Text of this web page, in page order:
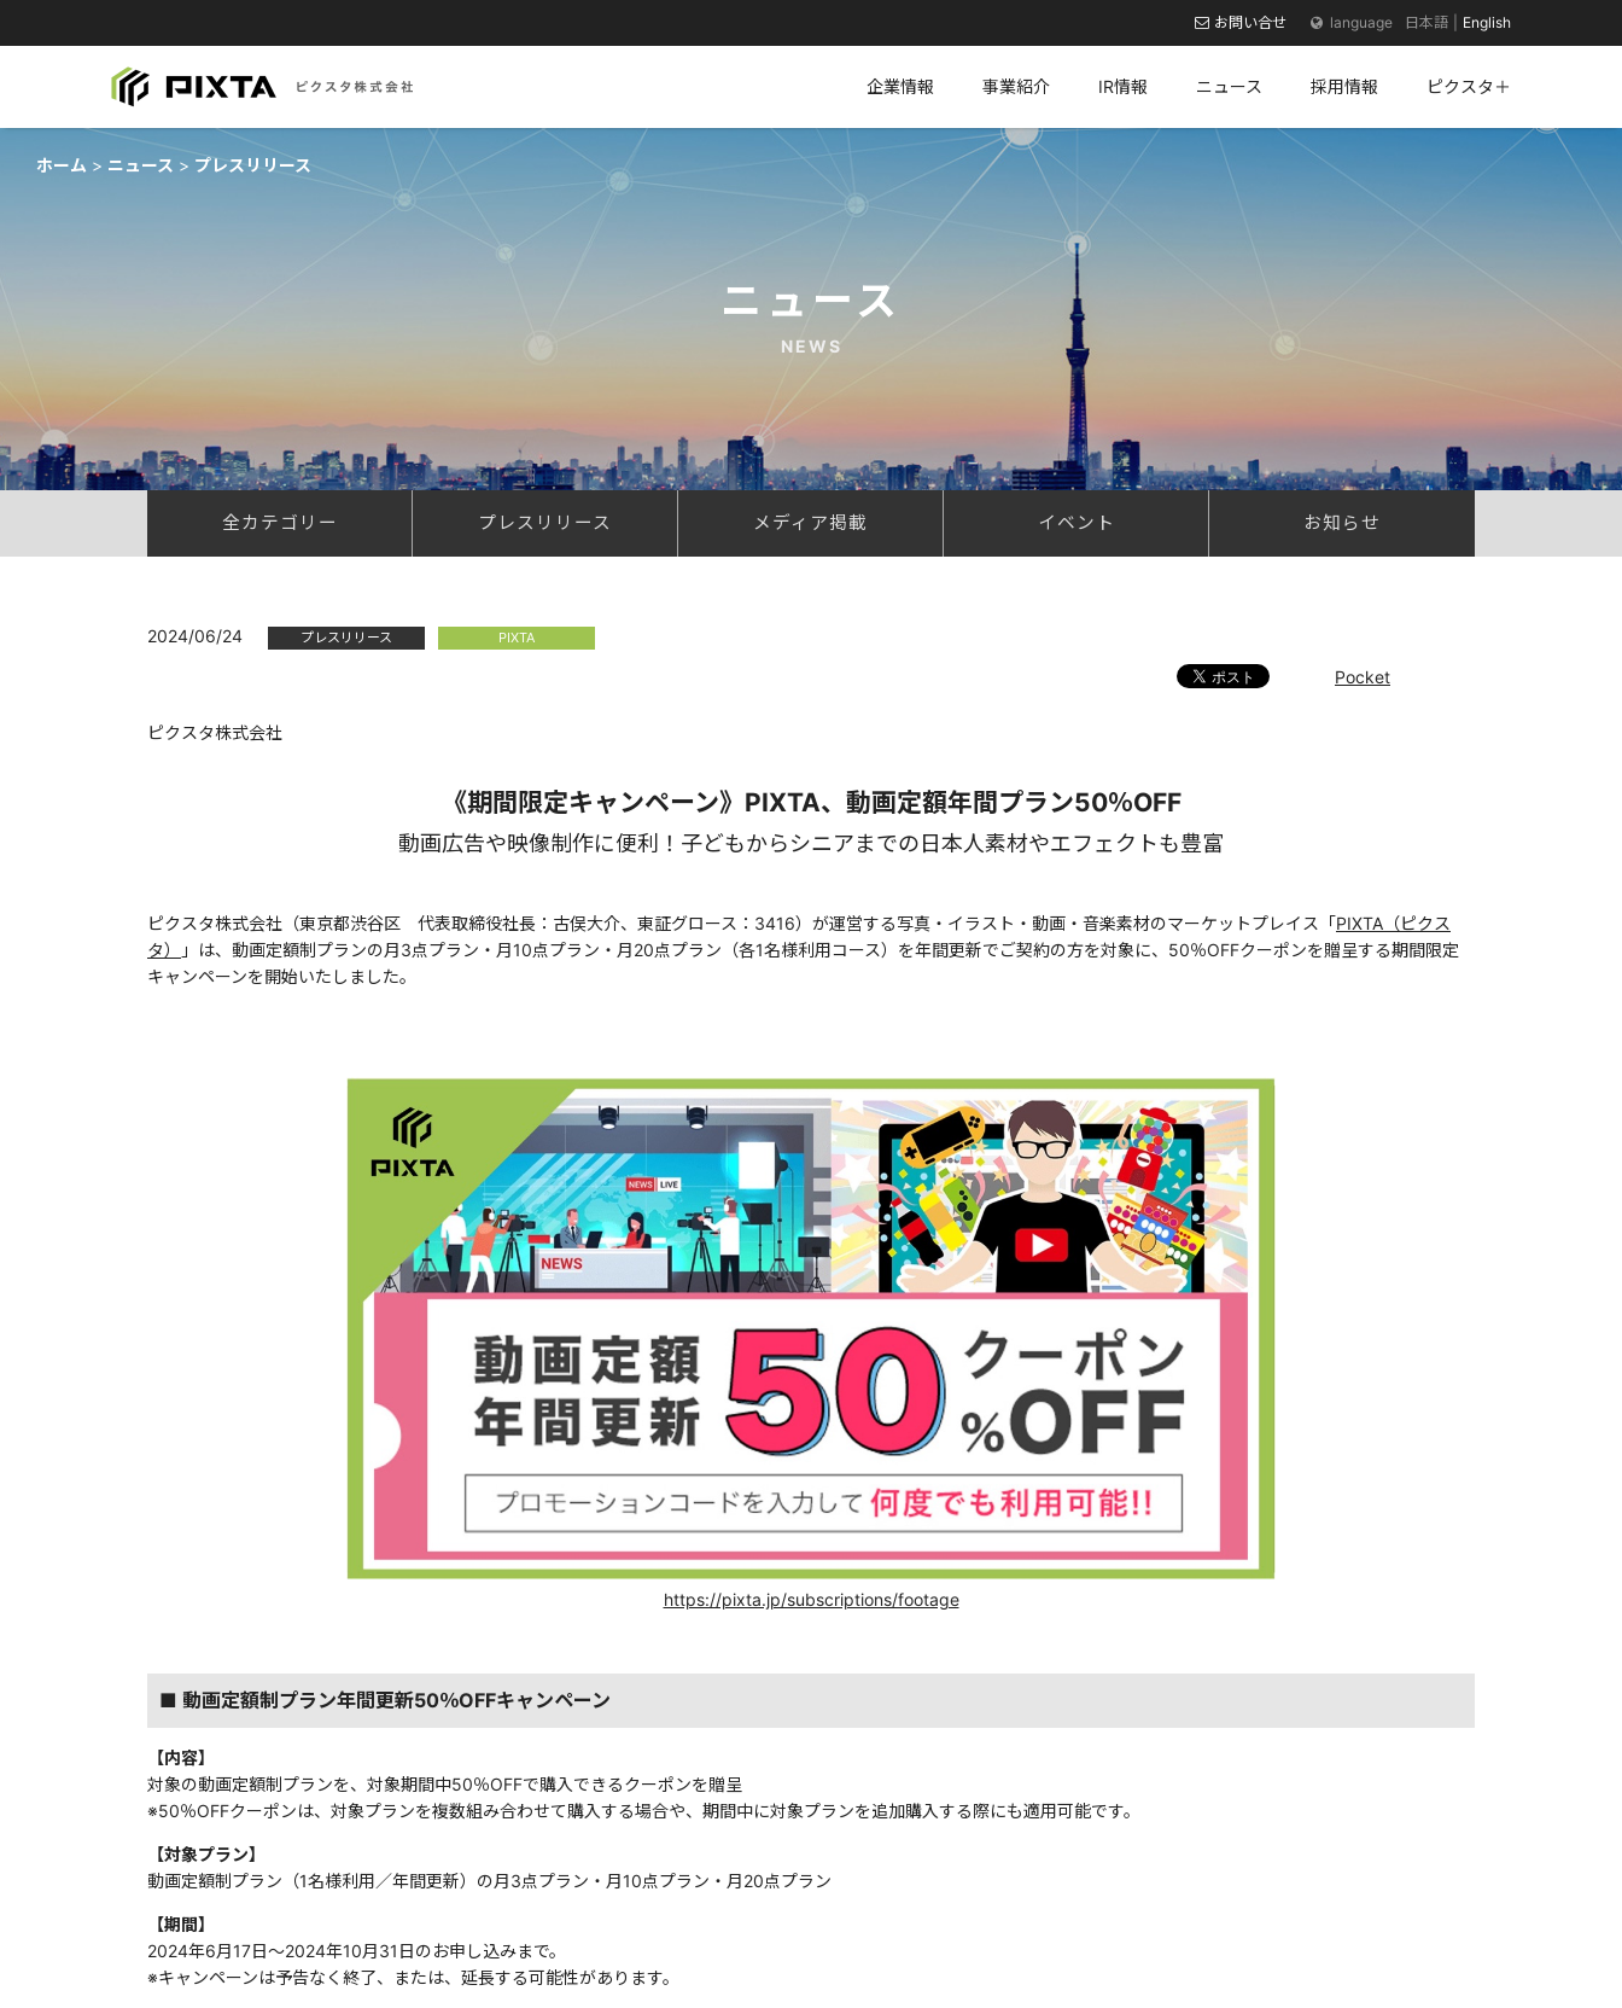
企業情報 事業紹介 IR情報 ニュース 採用情報 ピクスタ＋
お問い合せ 日本語 English
ホーム ニュース プレスリリース
ニュース
NEWS
全カテゴリー プレスリリース メディア掲載 イベント お知らせ
2024/06/24 プレスリリース PIXTA
Pocket
ピクスタ株式会社
《期間限定キャンペーン》PIXTA、動画定額年間プラン50％OFF
動画広告や映像制作に便利！子どもからシニアまでの日本人素材やエフェクトも豊富
ピクスタ株式会社（東京都渋谷区 代表取締役社長：古俣大介、東証グロース：3416）が運営する写真・イラスト・動画・音楽素材のマーケットプレイス「PIXTA（ピクス
タ）
」は、動画定額制プランの月3点プラン・月10点プラン・月20点プラン（各1名様利用コース）を年間更新でご契約の方を対象に、50％OFFクーポンを贈呈する期間限定
キャンペーンを開始いたしました。
https://pixta.jp/subscriptions/footage
■ 動画定額制プラン年間更新50％OFFキャンペーン
【内容】
対象の動画定額制プランを、対象期間中50％OFFで購入できるクーポンを贈呈
※50％OFFクーポンは、対象プランを複数組み合わせて購入する場合や、期間中に対象プランを追加購入する際にも適用可能です。
【対象プラン】
動画定額制プラン（1名様利用／年間更新）の月3点プラン・月10点プラン・月20点プラン
【期間】
2024年6月17日〜2024年10月31日のお申し込みまで。
※キャンペーンは予告なく終了、または、延長する可能性があります。